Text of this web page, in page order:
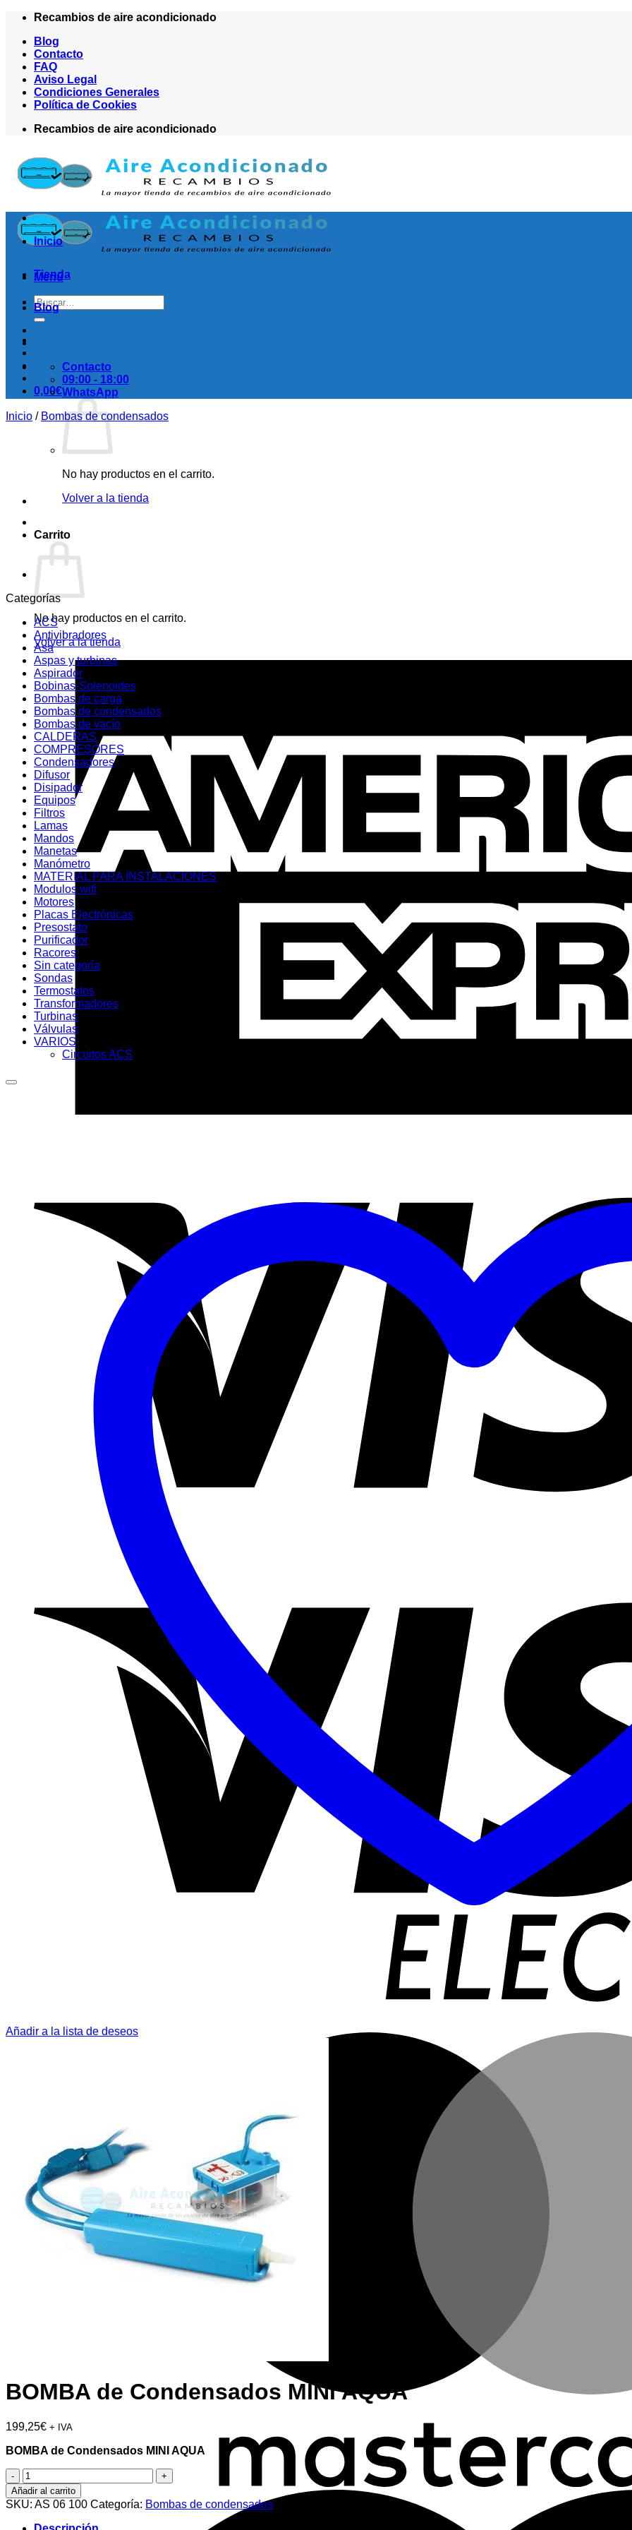
Saltar
contenido
Recambios de aire acondicionado
Blog
Contacto
FAQ
Aviso Legal
Condiciones Generales
Política de Cookies
Recambios de aire acondicionado
Menú
Buscar
por:
0,00€
No hay productos en el carrito.
Volver a la tienda
Carrito
No hay productos en el carrito.
Volver a la tienda
Inicio
Tienda
Blog
Contacto
09:00 - 18:00
WhatsApp
Inicio / Bombas de condensados
Categorías
ACS
Antivibradores
Asa
Aspas y turbinas
Aspirador
Bobinas-Solenoides
Bombas de carga
Bombas de condensados
Bombas de vacío
CALDERAS
COMPRESORES
Condensadores
Difusor
Disipador
Equipos
Filtros
Lamas
Mandos
Manetas
Manómetro
MATERIAL PARA INSTALACIONES
Modulos wifi
Motores
Placas Electrónicas
Presostato
Purificador
Racores
Sin categoría
Sondas
Termostatos
Transformadores
Turbinas
Válvulas
VARIOS
Circuitos ACS
Añadir a la lista de deseos
BOMBA de Condensados MINI AQUA
199,25€ + IVA
BOMBA de Condensados MINI AQUA
BOMBA
de
Condensados
MINI
AQUA
Añadir al carrito
SKU: AS 06 100 Categoría: Bombas de condensados